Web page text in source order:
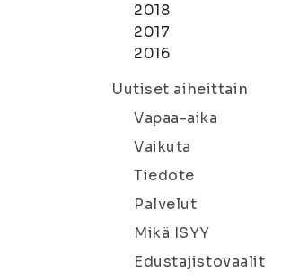
2018
2017
2016
Uutiset aiheittain
Vapaa-aika
Vaikuta
Tiedote
Palvelut
Mikä ISYY
Edustajistovaalit